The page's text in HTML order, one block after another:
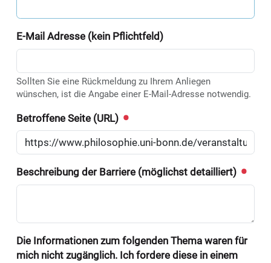
E-Mail Adresse (kein Pflichtfeld)
Sollten Sie eine Rückmeldung zu Ihrem Anliegen
wünschen, ist die Angabe einer E-Mail-Adresse notwendig.
Betroffene Seite (URL)
Beschreibung der Barriere (möglichst detailliert)
Die Informationen zum folgenden Thema waren für
mich nicht zugänglich. Ich fordere diese in einem